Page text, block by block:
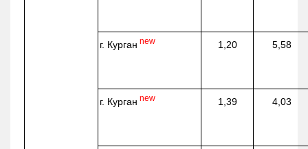
г. Курган new 1,20 5,58
г. Курган new 1,39 4,03